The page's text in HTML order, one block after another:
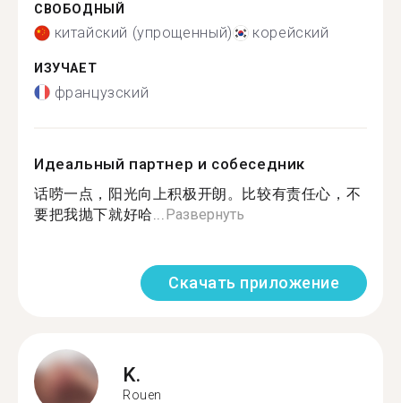
СВОБОДНЫЙ
китайский (упрощенный) корейский
ИЗУЧАЕТ
французский
Идеальный партнер и собеседник
话唠一点，阳光向上积极开朗。比较有责任心，不
要把我抛下就好哈... Развернуть
Скачать приложение
K.
Rouen